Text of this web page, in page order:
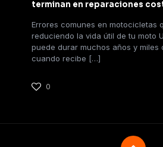
terminan en reparaciones
Errores comunes en motocicletas
reduciendo la vida útil de tu moto
puede durar muchos años y miles
cuando recibe […]
0